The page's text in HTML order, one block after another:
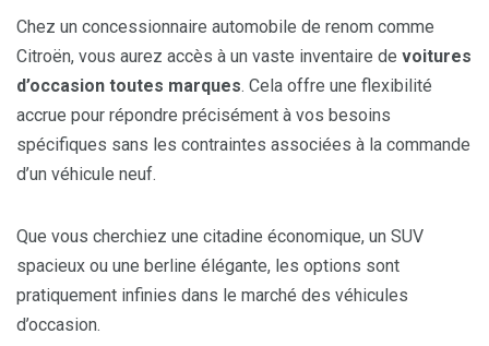
Chez un concessionnaire automobile de renom comme
Citroën, vous aurez accès à un vaste inventaire de voitures
d’occasion toutes marques. Cela offre une flexibilité
accrue pour répondre précisément à vos besoins
spécifiques sans les contraintes associées à la commande
d’un véhicule neuf.
Que vous cherchiez une citadine économique, un SUV
spacieux ou une berline élégante, les options sont
pratiquement infinies dans le marché des véhicules
d’occasion.